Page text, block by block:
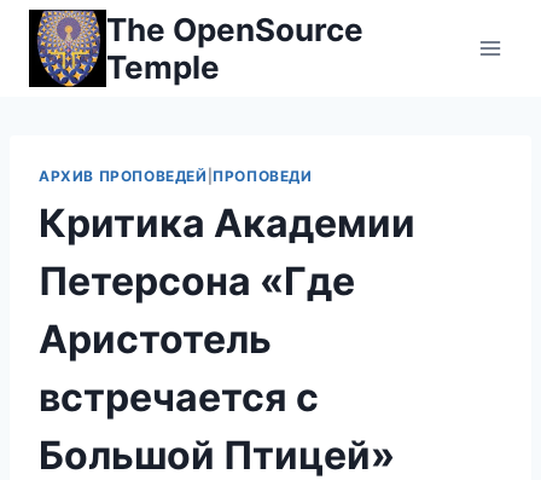
Перейти
контенту
The OpenSource
Temple
АРХИВ ПРОПОВЕДЕЙ ПРОПОВЕДИ
Критика Академии
Петерсона «Где
Аристотель
встречается с
Большой Птицей»